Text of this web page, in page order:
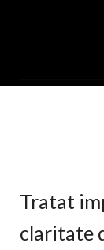
Tratat
claritate